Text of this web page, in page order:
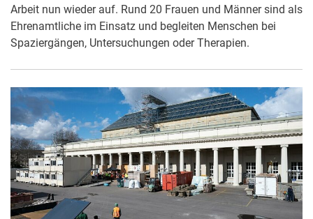
Arbeit nun wieder auf. Rund 20 Frauen und Männer sind als
Ehrenamtliche im Einsatz und begleiten Menschen bei
Spaziergängen, Untersuchungen oder Therapien.